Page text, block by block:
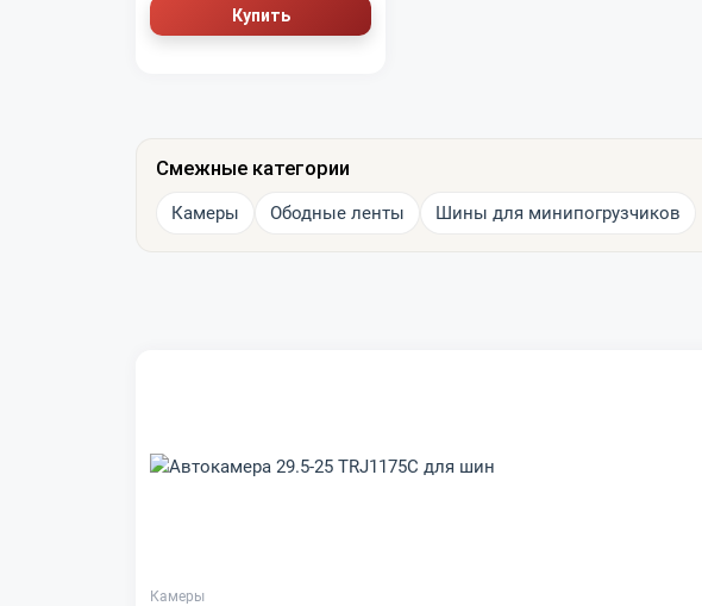
Купить
Смежные категории
Камеры Ободные ленты Шины для минипогрузчиков
Камеры